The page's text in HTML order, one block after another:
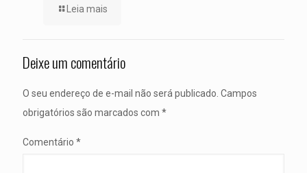
Leia mais
Deixe um comentário
O seu endereço de e-mail não será publicado. Campos
obrigatórios são marcados com *
Comentário *